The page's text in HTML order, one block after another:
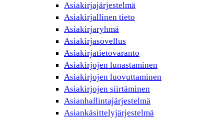
Asiakirjajärjestelmä
Asiakirjallinen tieto
Asiakirjaryhmä
Asiakirjasovellus
Asiakirjatietovaranto
Asiakirjojen lunastaminen
Asiakirjojen luovuttaminen
Asiakirjojen siirtäminen
Asianhallintajärjestelmä
Asiankäsittelyjärjestelmä